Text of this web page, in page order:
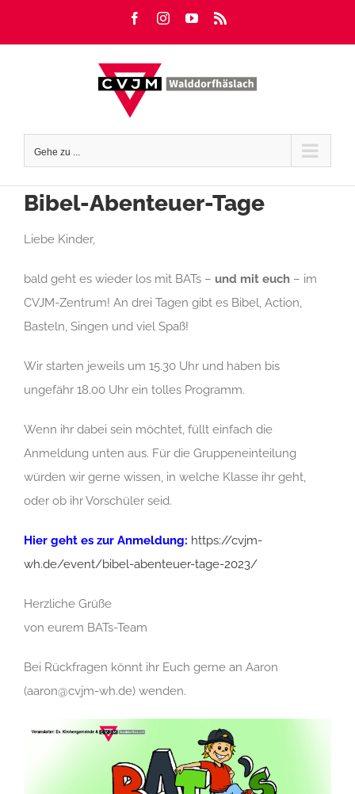
FacebookInstagramYouTube
Gehe zu ...
Bibel-Abenteuer-Tage
Liebe Kinder,
bald geht es wieder los mit BATs – und mit euch– im
CVJM-Zentrum! An drei Tagen gibt es Bibel, Action,
Basteln, Singen und viel Spaß!
Wir starten jeweils um 15.30 Uhr und haben bis
ungefähr 18.00 Uhr ein tolles Programm.
Wenn ihr dabei sein möchtet, füllt einfach die
Anmeldung unten aus. Für die Gruppeneinteilung
würden wir gerne wissen, in welche Klasse ihr geht,
oder ob ihr Vorschüler seid.
Hier geht es zur Anmeldung: https://cvjm-
wh.de/event/bibel-abenteuer-tage-2023/
Herzliche Grüße
von eurem BATs-Team
Bei Rückfragen könnt ihr Euch gerne an Aaron
(aaron@cvjm-wh.de) wenden.